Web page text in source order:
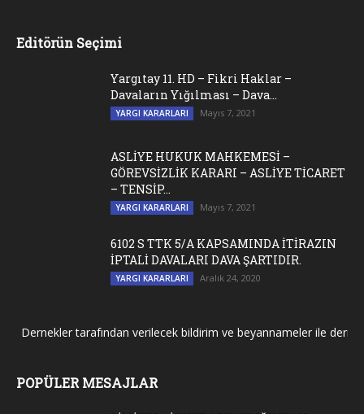
Editörün Seçimi
Yargıtay 11. HD – Fikri Haklar –
Davaların Yığılması – Dava...
YARGI KARARLARI Mayıs 7, 2021
ASLİYE HUKUK MAHKEMESİ –
GÖREVSİZLİK KARARI – ASLİYE TİCARET
– TENSİP...
YARGI KARARLARI Mayıs 7, 2021
6102 S TTK 5/A KAPSAMINDA İTİRAZIN
İPTALİ DAVALARI DAVA ŞARTIDIR.
YARGI KARARLARI Aralık 24, 2020
Dernekler tarafından verilecek bildirim ve beyannameler ile
POPÜLER MESAJLAR